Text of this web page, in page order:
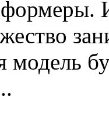
модель